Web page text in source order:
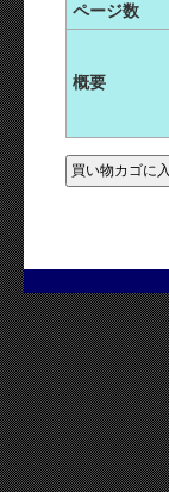
ページ数
概要